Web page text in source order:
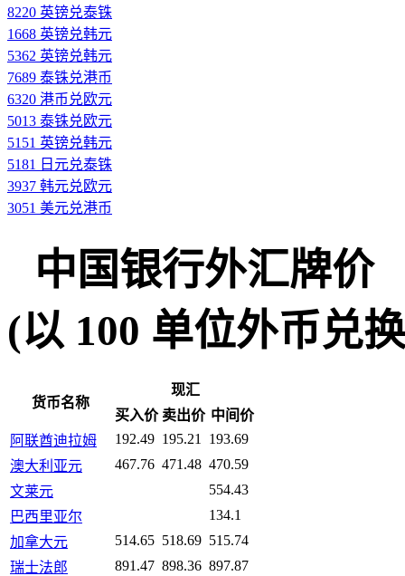
8220 英镑兑泰铢
1668 英镑兑韩元
5362 英镑兑韩元
7689 泰铢兑港币
6320 港币兑欧元
5013 泰铢兑欧元
5151 英镑兑韩元
5181 日元兑泰铢
3937 韩元兑欧元
3051 美元兑港币
中国银行外汇牌价
(以 100 单位外币兑
货币名称
现汇
买入价 卖出价 中间价
阿联酋迪拉姆
192.49 195.21
193.69
澳大利亚元
467.76 471.48 470.59
文莱元
554.43
巴西里亚尔
134.1
加拿大元
514.65 518.69 515.74
瑞士法郎
891.47 898.36 897.87